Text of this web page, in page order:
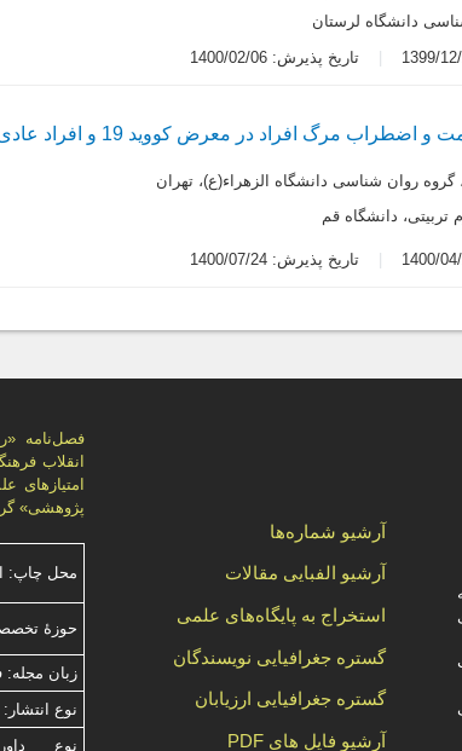
دانشگاه لرستان
تاریخ پذیرش: 1400/02/06
مرگ افراد در معرض کووید 19 و افراد عادی
روان شناسی دانشگاه الزهراء(ع)، تهران
تربیتی، دانشگاه قم
تاریخ پذیرش: 1400/07/24
پژوهشی»
محل چاپ:
حوزۀ
زبان مجله:
نوع
آرشیو شماره‌ها
آرشیو الفبایی مقالات
استخراج به پایگاه‌های علمی
گستره جغرافیایی نویسندگان
گستره جغرافیایی ارزیابان
آرشیو فایل های PDF